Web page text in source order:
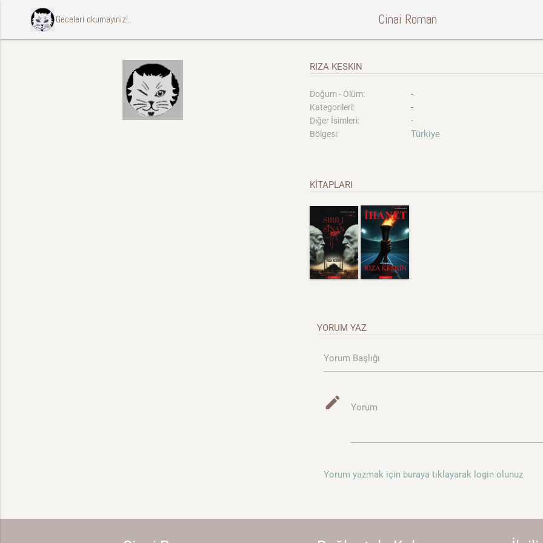
ccccci Geceleri okumayınız!.. Cinai Roman
RIZA KESKIN
Doğum - Ölüm: -
Kategorileri: -
Diğer İsimleri: -
Bölgesi: Türkiye
KİTAPLARI
YORUM YAZ
Yorum Başlığı
mode_edit Yorum
Yorum yazmak için buraya tıklayarak login olunuz